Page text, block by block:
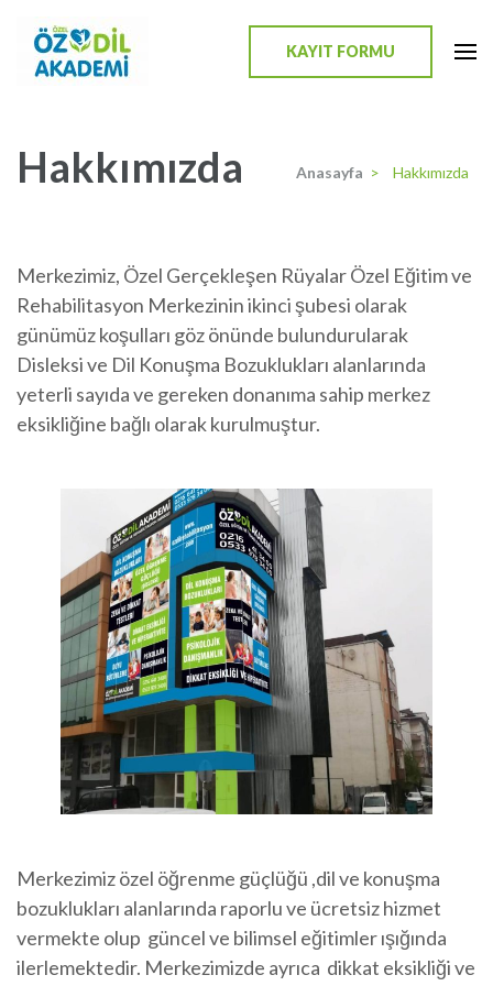
(Enter
KAYIT FORMU
Hakkımızda Anasayfa > Hakkımızda
Merkezimiz, Özel Gerçekleşen Rüyalar Özel Eğitim ve
Rehabilitasyon Merkezinin ikinci şubesi olarak
günümüz koşulları göz önünde bulundurularak
Disleksi ve Dil Konuşma Bozuklukları alanlarında
yeterli sayıda ve gereken donanıma sahip merkez
eksikliğine bağlı olarak kurulmuştur.
Merkezimiz özel öğrenme güçlüğü ,dil ve konuşma
bozuklukları alanlarında raporlu ve ücretsiz hizmet
vermekte olup güncel ve bilimsel eğitimler ışığında
ilerlemektedir. Merkezimizde ayrıca dikkat eksikliği ve